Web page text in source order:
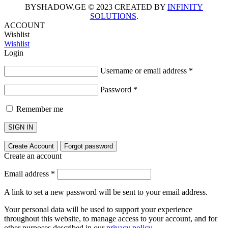
BYSHADOW.GE © 2023 CREATED BY INFINITY
SOLUTIONS.
ACCOUNT
Wishlist
Wishlist
Login
Username or email address *
Password *
Remember me
SIGN IN
Create Account Forgot password
Create an account
Email address *
A link to set a new password will be sent to your email address.
Your personal data will be used to support your experience
throughout this website, to manage access to your account, and for